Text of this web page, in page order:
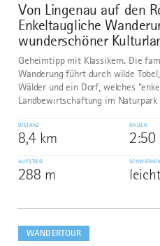
7
Von Lingenau auf den
Enkeltaugliche
wunderschöner
Geheimtipp mit Klassikern. Die
Wanderung führt durch wilde
Wälder und ein Dorf, welches
Landbewirtschaftung im
DISTANZ
8,4 km
DAUER
2:50
AUFSTIEG
288 m leicht
WANDERTOUR
dazu